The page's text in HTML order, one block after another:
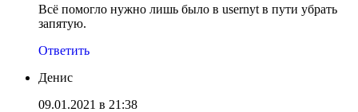
Всё помогло нужно лишь было в usernyt в пути убрать
запятую.
Ответить
Денис
09.01.2021 в 21:38